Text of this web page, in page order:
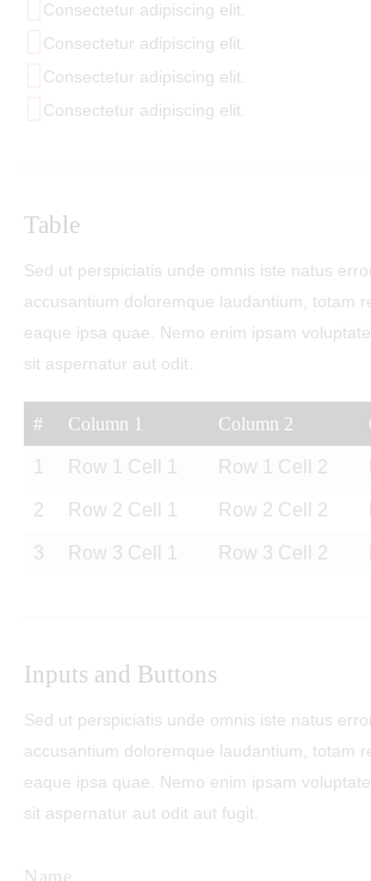
Consectetur adipiscing elit.
Consectetur adipiscing elit.
Consectetur adipiscing elit.
Consectetur adipiscing elit.
Table
Sed ut perspiciatis unde omnis iste natus
accusantium doloremque laudantium, totam
eaque ipsa quae. Nemo enim ipsam
sit aspernatur aut odit.
# Column 1 Column 2
1 Row 1 Cell 1 Row 1 Cell 2
2 Row 2 Cell 1 Row 2 Cell 2
3 Row 3 Cell 1 Row 3 Cell 2
Inputs and Buttons
Sed ut perspiciatis unde omnis iste natus
accusantium doloremque laudantium, totam
eaque ipsa quae. Nemo enim ipsam
sit aspernatur aut odit aut fugit.